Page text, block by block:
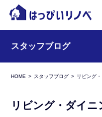
スタッフブログ
HOME スタッフブログ リビング
リビング・ダイ